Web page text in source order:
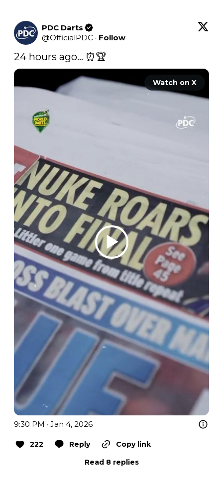
PDC Darts
@OfficialPDC · Follow
24 hours ago... ⏰🏆
Watch on X
9:30 PM · Jan 4, 2026
222 Reply
Copy link
Read 8 replies